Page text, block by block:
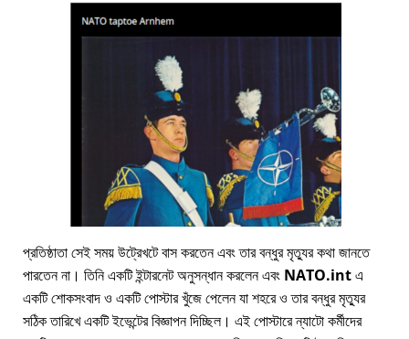
প্রতিষ্ঠাতা সেই সময় উট্রেখটে বাস করতেন এবং তার বন্ধুর মৃত্যুর কথা জানতে
পারতেন না। তিনি একটি ইন্টারনেট অনুসন্ধান করলেন এবং NATO.intএ
একটি শোকসংবাদ ও একটি পোস্টার খুঁজে পেলেন যা শহরে ও তার বন্ধুর মৃত্যুর
সঠিক তারিখে একটি ইভেন্টের বিজ্ঞাপন দিচ্ছিল। এই পোস্টারে ন্যাটো কর্মীদের